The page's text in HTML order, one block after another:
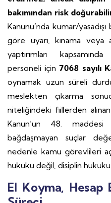
bakımından risk
Kanunu’nda kumar/
göre uyarı, kınama veya
yaptırımları
personeli için 7068 sayılı
oynamak uzun süreli
meslekten çıkarma
niteliğindeki fiillerden
Kanun’un 48. maddesi
bağdaşmayan suçlar
nedenle kamu görevlileri
hukuku değil, disiplin hukuku
El Koyma, Hesap